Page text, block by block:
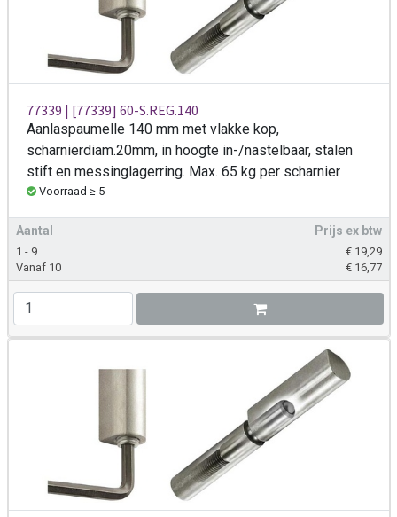
77339 | [77339] 60-S.REG.140
Aanlaspaumelle 140 mm met vlakke kop,
scharnierdiam.20mm, in hoogte in-/nastelbaar, stalen
stift en messinglagerring. Max. 65 kg per scharnier
Voorraad ≥ 5
Aantal Prijs ex btw
1 - 9 € 19,29
Vanaf 10
€ 16,77